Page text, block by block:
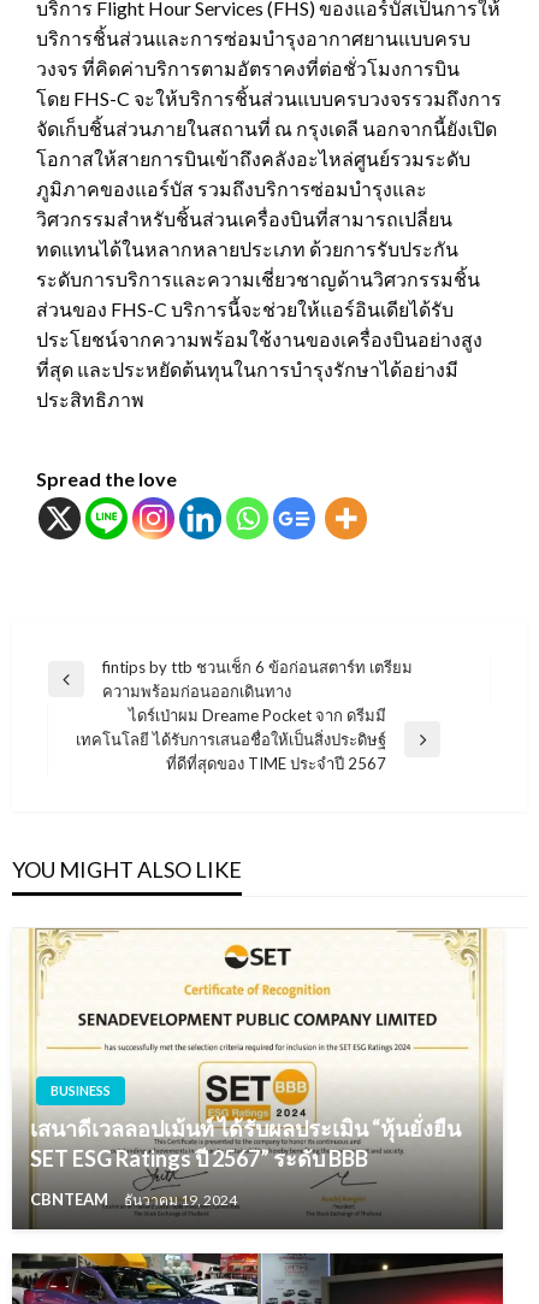
บริการ Flight Hour Services (FHS) ของแอร์บัสเป็นการให้
บริการชิ้นส่วนและการซ่อมบำรุงอากาศยานแบบครบ
วงจร ที่คิดค่าบริการตามอัตราคงที่ต่อชั่วโมงการบิน
โดย FHS-C จะให้บริการชิ้นส่วนแบบครบวงจรรวมถึงการ
จัดเก็บชิ้นส่วนภายในสถานที่ ณ กรุงเดลี นอกจากนี้ยังเปิด
โอกาสให้สายการบินเข้าถึงคลังอะไหล่ศูนย์รวมระดับ
ภูมิภาคของแอร์บัส รวมถึงบริการซ่อมบำรุงและ
วิศวกรรมสำหรับชิ้นส่วนเครื่องบินที่สามารถเปลี่ยน
ทดแทนได้ในหลากหลายประเภท ด้วยการรับประกัน
ระดับการบริการและความเชี่ยวชาญด้านวิศวกรรมชิ้น
ส่วนของ FHS-C บริการนี้จะช่วยให้แอร์อินเดียได้รับ
ประโยชน์จากความพร้อมใช้งานของเครื่องบินอย่างสูง
ที่สุด และประหยัดต้นทุนในการบำรุงรักษาได้อย่างมี
ประสิทธิภาพ
Spread the love
แนะแนว
Previous
fintips by ttb ชวนเช็ก 6 ข้อก่อนสตาร์ท เตรียม
ความพร้อมก่อนออกเดินทาง
Next
ไดร์เป่าผม Dreame Pocket จาก ดรีมมี
เทคโนโลยี ได้รับการเสนอชื่อให้เป็นสิ่งประดิษฐ์
ที่ดีที่สุดของ TIME ประจำปี 2567
YOU MIGHT ALSO LIKE
BUSINESS
เสนาดีเวลลอปเม้นท์ ได้รับผลประเมิน “หุ้นยั่งยืน
SET ESG Ratings ปี 2567” ระดับ BBB
CBNTEAM ธันวาคม 19, 2024